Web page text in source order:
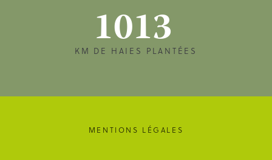
1013
KM DE HAIES PLANTÉES
MENTIONS LÉGALES